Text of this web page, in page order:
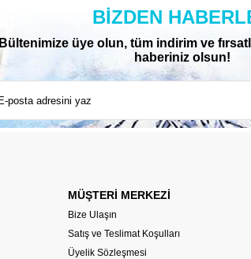
BIZDEN
Bültenimize üye olun, tüm indirim ve
haberiniz olsun!
MÜŞTERİ MERKEZİ
Bize Ulaşın
Satış ve Teslimat Koşulları
Üyelik Sözleşmesi